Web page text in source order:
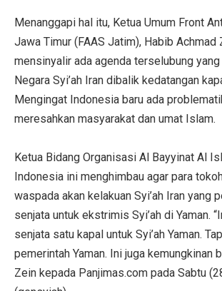
Menanggapi hal itu, Ketua Umum Front
Jawa Timur (FAAS Jatim), Habib Achmad
mensinyalir ada agenda terselubung
Negara Syi’ah Iran dibalik kedatangan
Mengingat Indonesia baru ada
meresahkan masyarakat dan umat Islam.
Ketua Bidang Organisasi Al Bayyinat Al
Indonesia ini menghimbau agar para
waspada akan kelakuan Syi’ah Iran yang
senjata untuk ekstrimis Syi’ah di Yaman.
senjata satu kapal untuk Syi’ah Yaman.
pemerintah Yaman. Ini juga kemungkinan
Zein kepada Panjimas.com pada Sabtu